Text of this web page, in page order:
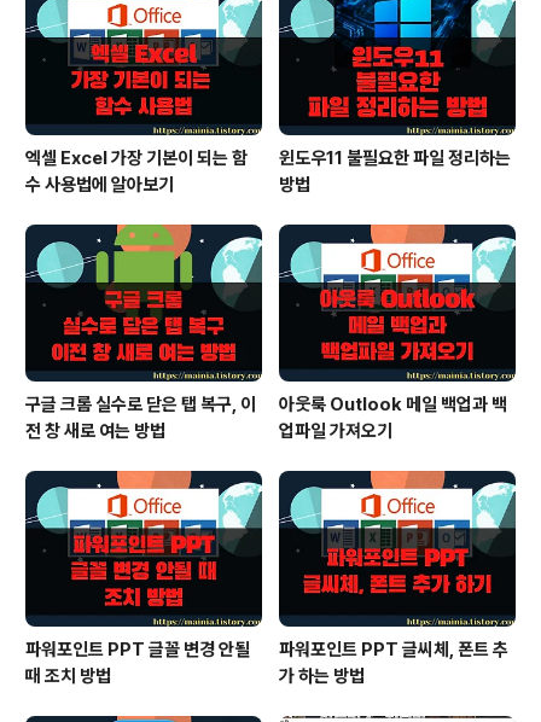
에 영향을 줬던 것입니다. 제거했더니 정상적으로 옵션 적
용이 되었습니다. ◎ 기본 설정 변경 ▼ 워드에서 자동
고침 옵션을 제거해 보겠습니다..
엑셀 Excel 가장 기본이 되는 함
수 사용법에 알아보기
윈도우11 불필요한 파일 정리하는
방법
구글 크롬 실수로 닫은 탭 복구, 이
전 창 새로 여는 방법
아웃룩 Outlook 메일 백업과 백
업파일 가져오기
파워포인트 PPT 글꼴 변경 안될
때 조치 방법
파워포인트 PPT 글씨체, 폰트 추
가 하는 방법